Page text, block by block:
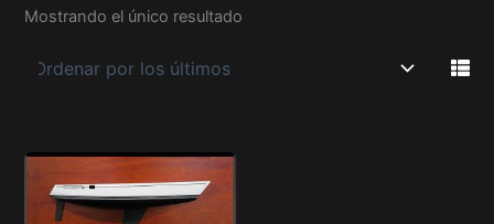
Mostrando el único resultado